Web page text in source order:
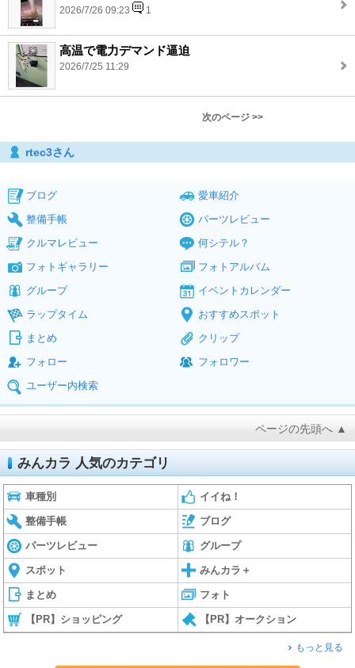
2026/7/26 09:23 1
高温で電力デマンド逼迫
2026/7/25 11:29
次のページ >>
rtec3さん
ブログ
愛車紹介
整備手帳
パーツレビュー
クルマレビュー
何シテル？
フォトギャラリー
フォトアルバム
グループ
イベントカレンダー
ラップタイム
おすすめスポット
まとめ
クリップ
フォロー
フォロワー
ユーザー内検索
ページの先頭へ ▲
みんカラ 人気のカテゴリ
車種別 イイね！
整備手帳 ブログ
パーツレビュー グループ
スポット みんカラ＋
まとめ フォト
【PR】ショッピング 【PR】オークション
もっと見る